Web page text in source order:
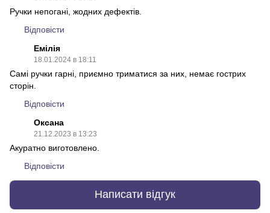
Ручки непогані, жодних дефектів.
Відповісти
Емілія
18.01.2024 в 18:11
Самі ручки гарні, приємно триматися за них, немає гострих
сторін.
Відповісти
Оксана
21.12.2023 в 13:23
Акуратно виготовлено.
Відповісти
Написати відгук